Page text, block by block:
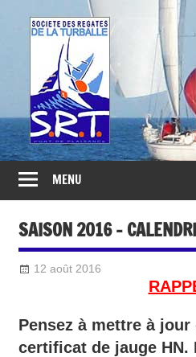
MENU
SAISON 2016 –
12 août 2016
Pensez à mettre à
certificat de jauge HN.